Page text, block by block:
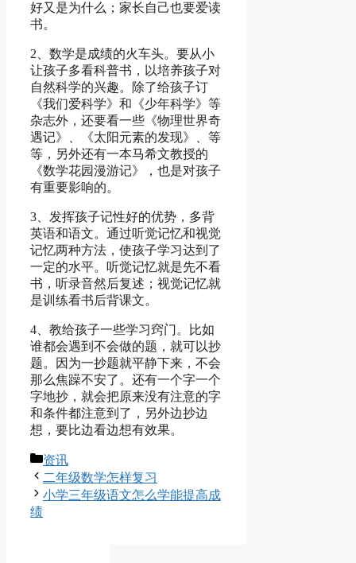
好又是为什么；家长自己也要爱读
书。
2、数学是成绩的火车头。要从小
让孩子多看科普书，以培养孩子对
自然科学的兴趣。除了给孩子订
《我们爱科学》和《少年科学》等
杂志外，还要看一些《物理世界奇
遇记》、《太阳元素的发现》、等
等，另外还有一本马希文教授的
《数学花园漫游记》，也是对孩子
有重要影响的。
3、发挥孩子记性好的优势，多背
英语和语文。通过听觉记忆和视觉
记忆两种方法，使孩子学习达到了
一定的水平。听觉记忆就是先不看
书，听录音然后复述；视觉记忆就
是训练看书后背课文。
4、教给孩子一些学习窍门。比如
谁都会遇到不会做的题，就可以抄
题。因为一抄题就平静下来，不会
那么焦躁不安了。还有一个字一个
字地抄，就会把原来没有注意的字
和条件都注意到了，另外边抄边
想，要比边看边想有效果。
分
类
资讯
二年级数学怎样复习
小学三年级语文怎么学能提高成
绩